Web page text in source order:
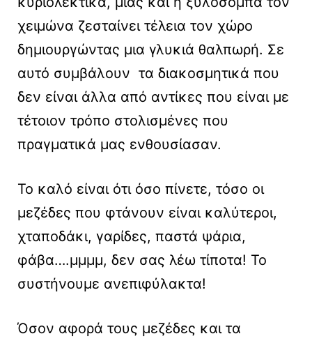
χειμώνα ζεσταίνει τέλεια τον χώρο
δημιουργώντας μια γλυκιά θαλπωρή. Σε
αυτό συμβάλουν τα διακοσμητικά που
δεν είναι άλλα από αντίκες που είναι με
τέτοιον τρόπο στολισμένες που
πραγματικά μας ενθουσίασαν.
To καλό είναι ότι όσο πίνετε, τόσο οι
μεζέδες που φτάνουν είναι καλύτεροι,
χταποδάκι, γαρίδες, παστά ψάρια,
φάβα….μμμμ, δεν σας λέω τίποτα! Το
συστήνουμε ανεπιφύλακτα!
Όσον αφορά τους μεζέδες και τα